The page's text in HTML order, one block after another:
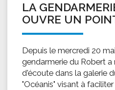
LA
OUVRE UN
Depuis le mercredi 20
gendarmerie du Robert
d'écoute dans la galerie
"Océanis" visant à